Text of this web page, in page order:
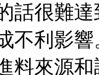
話很難
不利影
料來源